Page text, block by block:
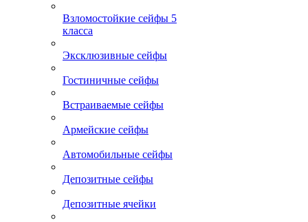
Взломостойкие сейфы 5
класса
Эксклюзивные сейфы
Гостиничные сейфы
Встраиваемые сейфы
Армейские сейфы
Автомобильные сейфы
Депозитные сейфы
Депозитные ячейки